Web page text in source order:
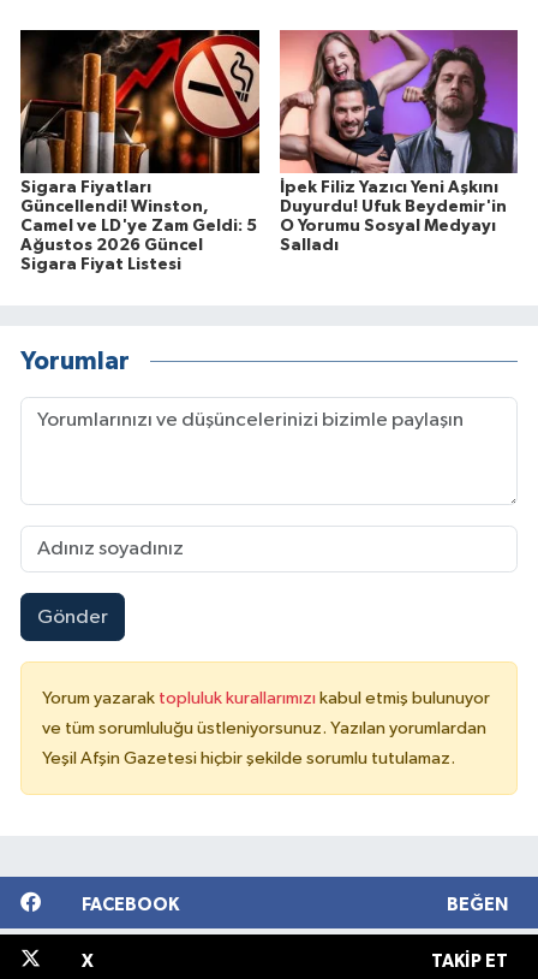
Sigara Fiyatları
Güncellendi! Winston,
Camel ve LD'ye Zam Geldi: 5
Ağustos 2026 Güncel
Sigara Fiyat Listesi
İpek Filiz Yazıcı Yeni Aşkını
Duyurdu! Ufuk Beydemir'in
O Yorumu Sosyal Medyayı
Salladı
Yorumlar
Gönder
Yorum yazarak topluluk kurallarımızı kabul etmiş bulunuyor
ve tüm sorumluluğu üstleniyorsunuz. Yazılan yorumlardan
Yeşil Afşin Gazetesi hiçbir şekilde sorumlu tutulamaz.
FACEBOOK BEĞEN
X TAKIP ET